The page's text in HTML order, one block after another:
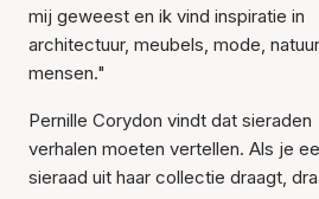
mij geweest en ik vind inspiratie in
architectuur, meubels, mode,
mensen."
Pernille Corydon vindt dat sieraden
verhalen moeten vertellen. Als je
sieraad uit haar collectie draagt,